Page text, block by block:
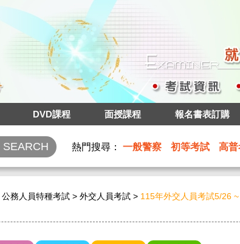
DVD課程 面授課程 報名書表訂購
熱門搜尋： 一般警察 初等考試 高普
公務人員特種考試 > 外交人員考試 > 115年外交人員考試5/26